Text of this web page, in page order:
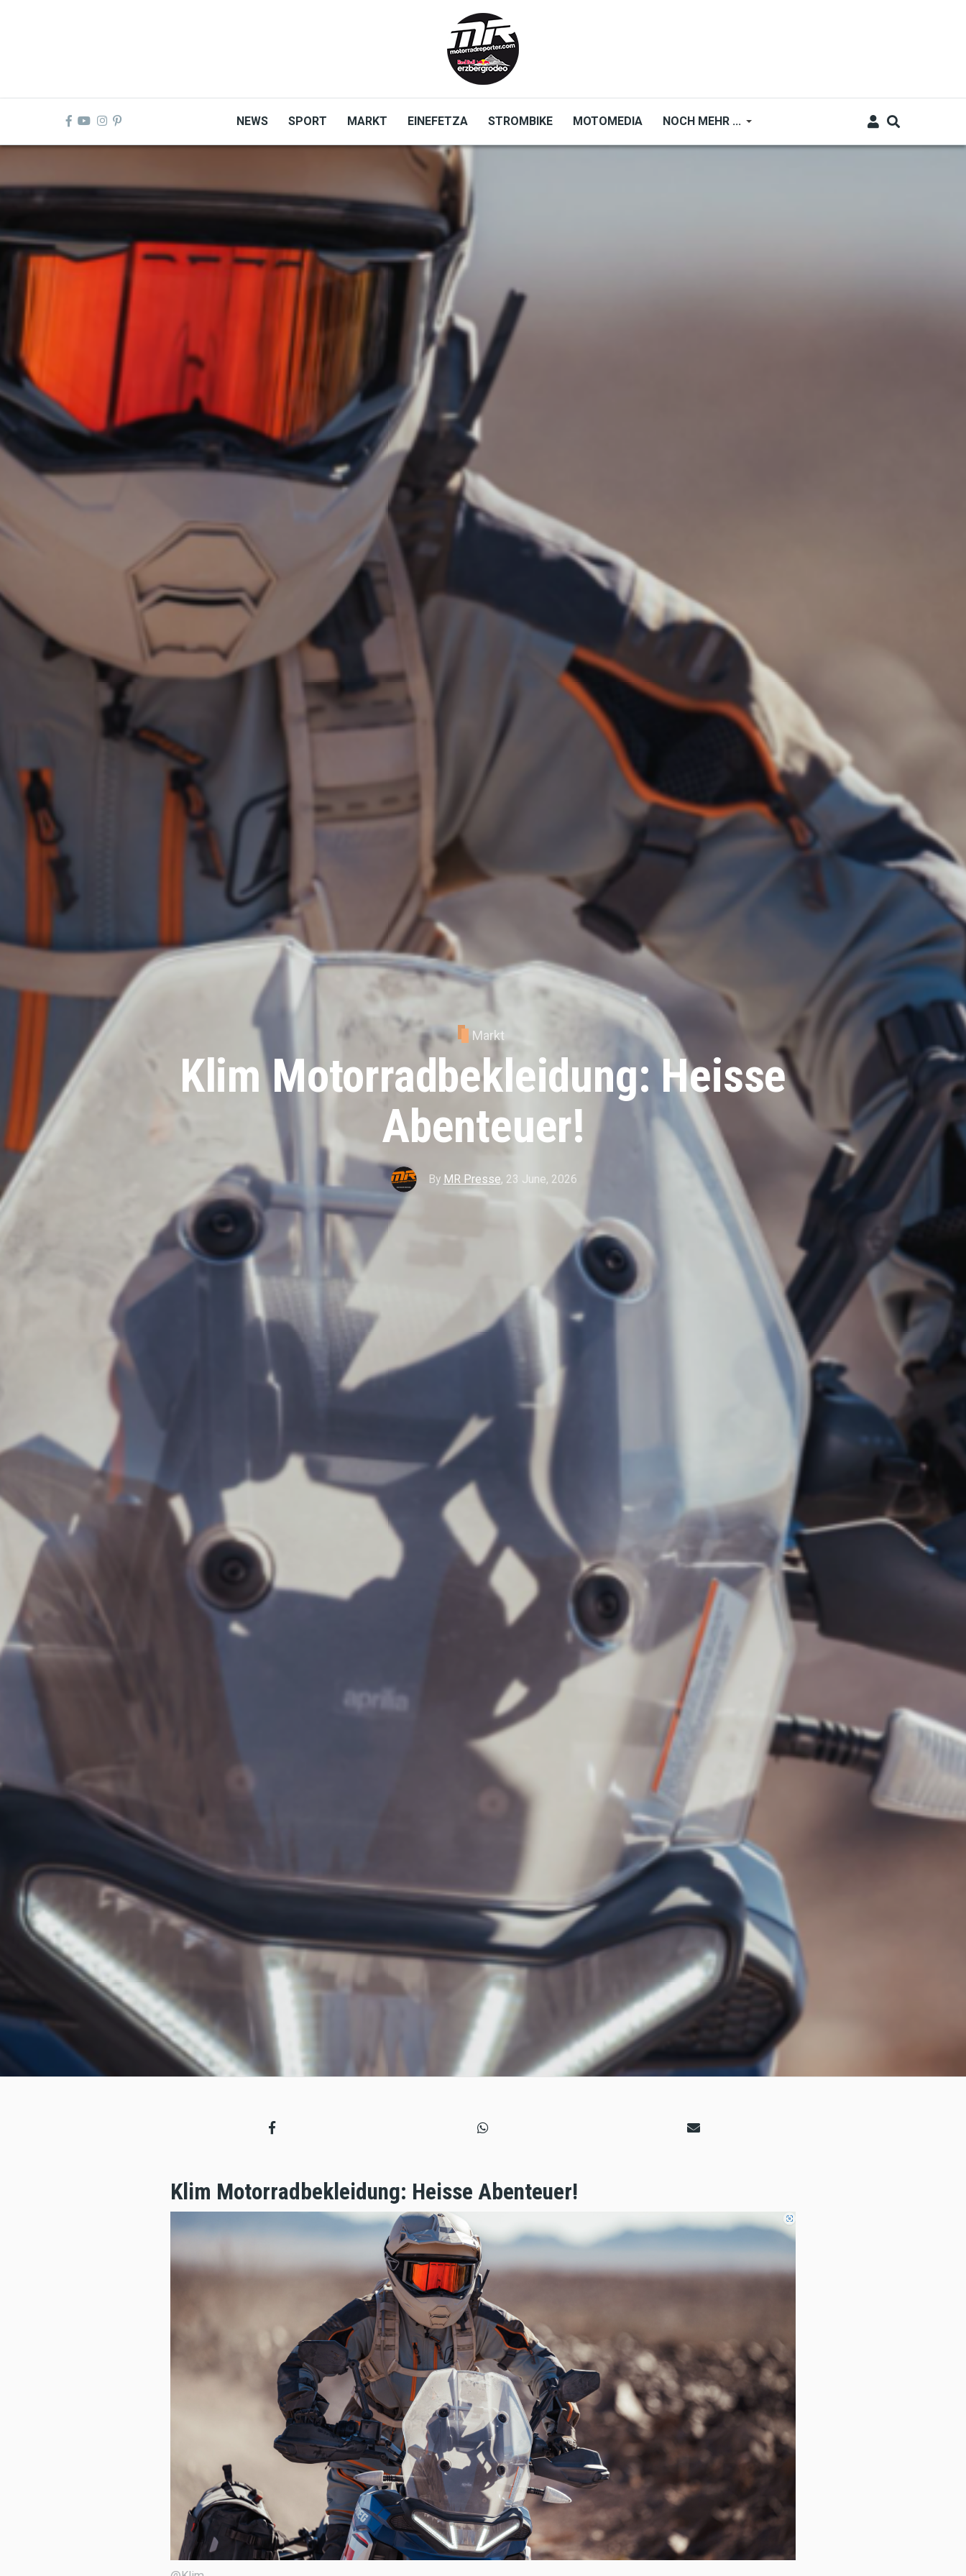
NEWS SPORT MARKT EINEFETZA STROMBIKE MOTOMEDIA NOCH MEHR ...
Markt
Klim Motorradbekleidung: Heisse
Abenteuer!
By MR Presse, 23 June, 2026
Klim Motorradbekleidung: Heisse Abenteuer!